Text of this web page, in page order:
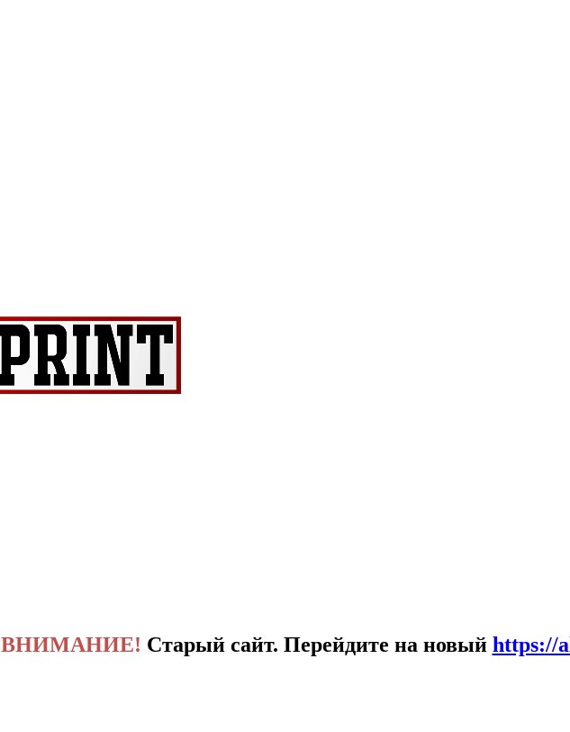
ВНИМАНИЕ! Старый сайт. Перейдите на новый https://